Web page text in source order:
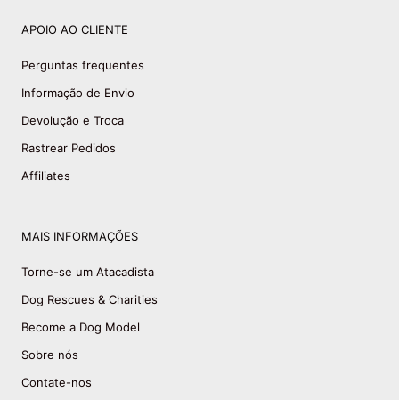
APOIO AO CLIENTE
Perguntas frequentes
Informação de Envio
Devolução e Troca
Rastrear Pedidos
Affiliates
MAIS INFORMAÇÕES
Torne-se um Atacadista
Dog Rescues & Charities
Become a Dog Model
Sobre nós
Contate-nos